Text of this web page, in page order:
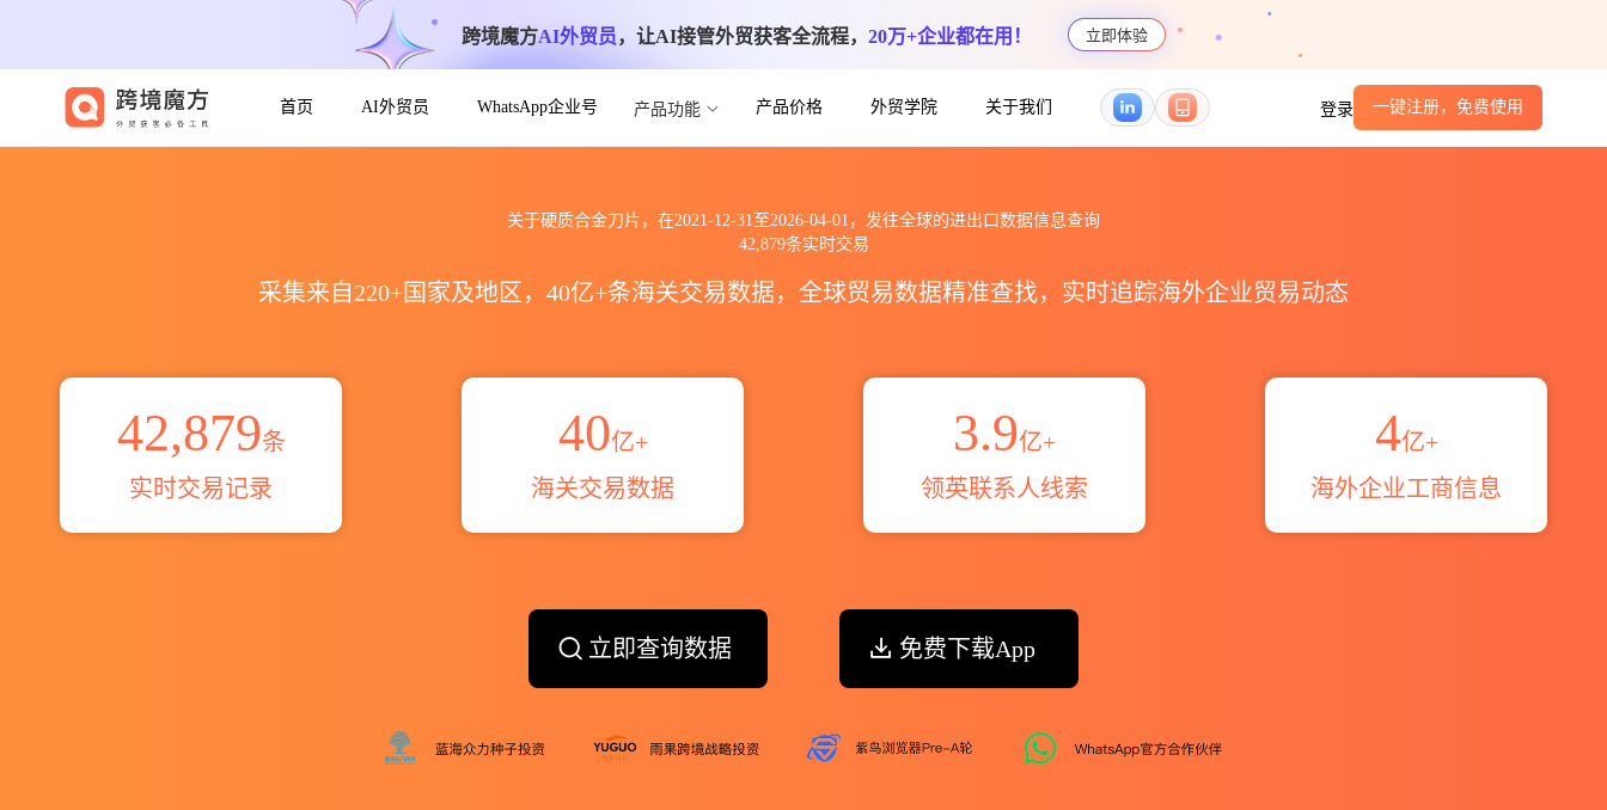
跨境魔方AI外贸员，让AI接管外贸获客全流程， 20万+企业都在用！ 立即体验
首页 AI外贸员 WhatsApp企业号 产品功能 产品价格 外贸学院 关于我们 登录 一键注册，免费使用
关于硬质合金刀片，在2021-12-31至2026-04-01，发往全球的进出口数据信息查询
42,879条实时交易
采集来自220+国家及地区，40亿+条海关交易数据，全球贸易数据精准查找，实时追踪海外企业贸易动态
42,879条
实时交易记录
40亿+
海关交易数据
3.9亿+
领英联系人线索
4亿+
海外企业工商信息
立即查询数据 免费下载App